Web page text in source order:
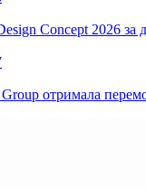
Concept 2026 за
отримала